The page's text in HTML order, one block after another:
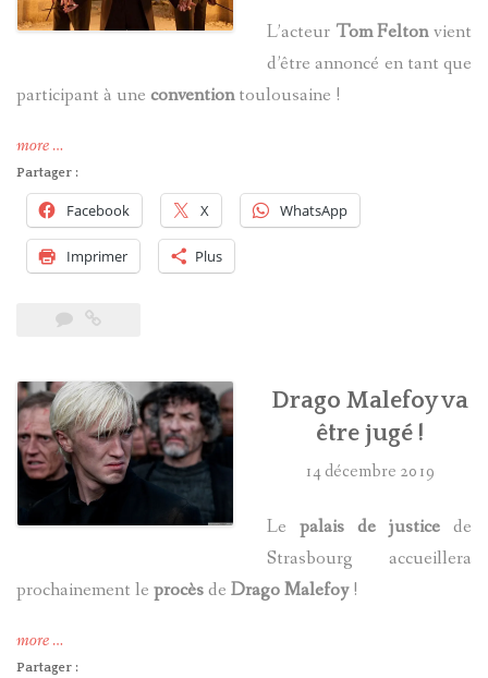
L’acteur Tom Feltonvient
d’être annoncé en tant que
participant à une conventiontoulousaine !
more« Tom
Felton
sera
à
Toulouse
! »
…
Partager :
Facebook X WhatsApp
Imprimer Plus
Drago Malefoy va
être jugé !
14 décembre 2019
Le palais de justice de
Strasbourg accueillera
prochainement le procèsde Drago Malefoy!
more« Drago
Malefoy
…
Partager :